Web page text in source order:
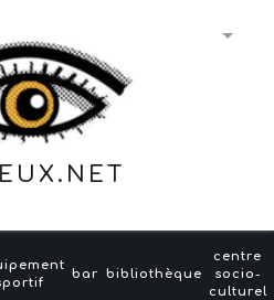
bar bibliothèque
centre
socio-
culturel